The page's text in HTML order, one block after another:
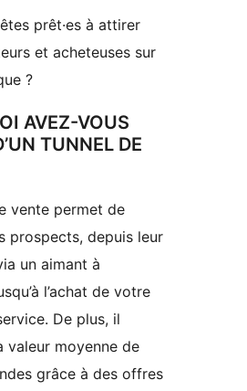
prêt·es à attirer
et acheteuses sur
?
AVEZ-VOUS
TUNNEL DE
vente permet de
prospects, depuis leur
un aimant à
l’achat de votre
De plus, il
valeur moyenne de
grâce à des offres